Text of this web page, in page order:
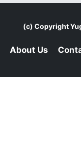
(c) Copyright
About Us